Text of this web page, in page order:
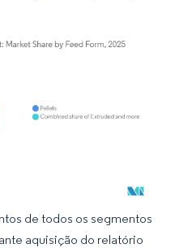
atribuição conforme CC BY 4.0.
de todos os segmentos
aquisição do relatório